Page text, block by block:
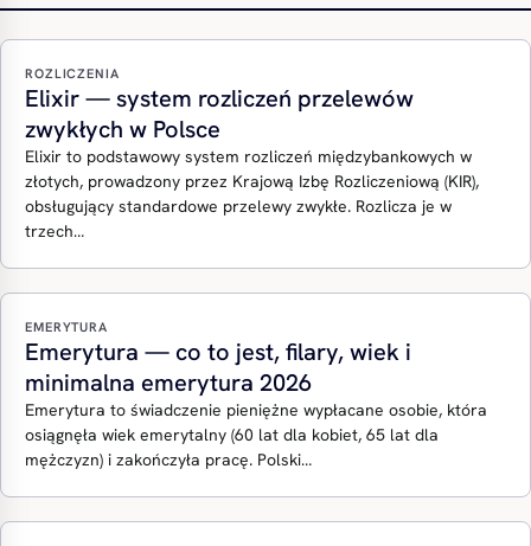
ROZLICZENIA
Elixir — system rozliczeń przelewów
zwykłych w Polsce
Elixir to podstawowy system rozliczeń międzybankowych w
złotych, prowadzony przez Krajową Izbę Rozliczeniową (KIR),
obsługujący standardowe przelewy zwykłe. Rozlicza je w
trzech…
EMERYTURA
Emerytura — co to jest, filary, wiek i
minimalna emerytura 2026
Emerytura to świadczenie pieniężne wypłacane osobie, która
osiągnęła wiek emerytalny (60 lat dla kobiet, 65 lat dla
mężczyzn) i zakończyła pracę. Polski…